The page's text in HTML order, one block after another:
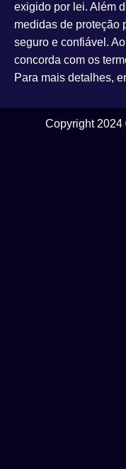
exigido por lei. Além
medidas de proteção
seguro e confiável.
concorda com os
Para mais detalhes,
Copyright